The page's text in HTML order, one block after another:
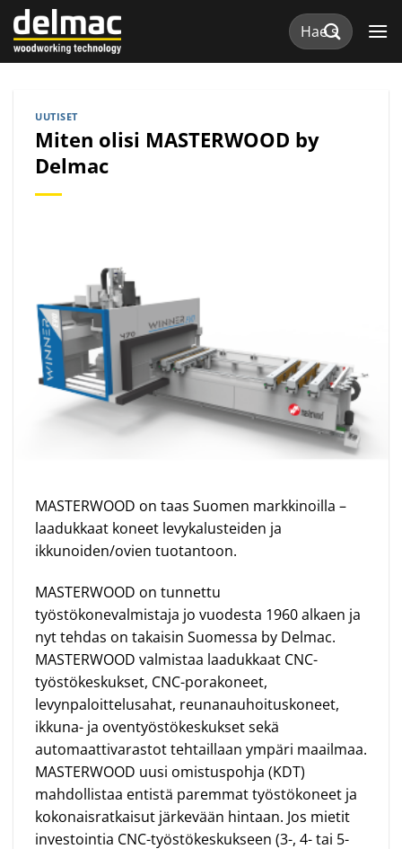
Skip
content
Etsi:
UUTISET
Miten olisi MASTERWOOD by
Delmac
MASTERWOOD on taas Suomen markkinoilla –
laadukkaat koneet levykalusteiden ja
ikkunoiden/ovien tuotantoon.
MASTERWOOD on tunnettu
työstökonevalmistaja jo vuodesta 1960 alkaen ja
nyt tehdas on takaisin Suomessa by Delmac.
MASTERWOOD valmistaa laadukkaat CNC-
työstökeskukset, CNC-porakoneet,
levynpaloittelusahat, reunanauhoituskoneet,
ikkuna- ja oventyöstökeskukset sekä
automaattivarastot tehtaillaan ympäri maailmaa.
MASTERWOOD uusi omistuspohja (KDT)
mahdollistaa entistä paremmat työstökoneet ja
kokonaisratkaisut järkevään hintaan. Jos mietit
investointia CNC-työstökeskukseen (3-, 4- tai 5-